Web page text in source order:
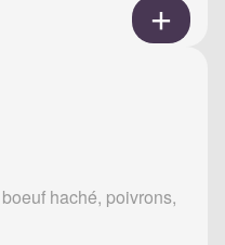
haché, poivrons,